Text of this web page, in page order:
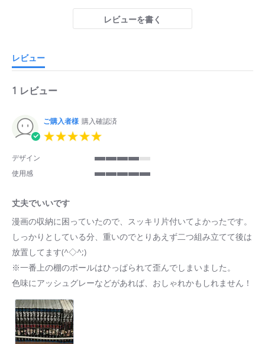
rating
5
rating
レビューを書く
レビュー
1 レビュー
ご購入者様 購入確認済
rating
デザイン
of
使用感
丈夫でいいです
Review
by
ご
購
入
者
様
on
11
May
2021
review
stating
丈
夫
で
い
い
で
す
漫画の収納に困っていたので、スッキリ片付いてよかったです。
しっかりとしている分、重いのでとりあえず二つ組み立てて後は
放置してます(^◇^;)
※一番上の棚のポールはひっぱられて歪んでしまいました。
色味にアッシュグレーなどがあれば、おしゃれかもしれません！